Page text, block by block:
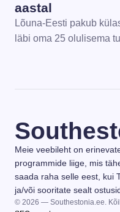
aastal
Lõuna-Eesti pakub
läbi oma 25 olulisema
Meie veebileht on
programmide liige, mis
saada raha selle eest, kui
ja/või sooritate sealt
© 2026 — Southestonia.ee.